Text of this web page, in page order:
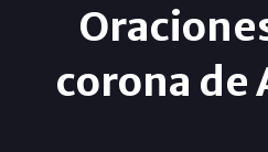
corona de